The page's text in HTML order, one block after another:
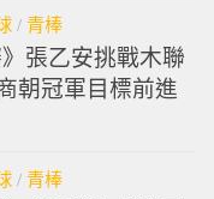
/ 青棒
張乙安挑戰木聯
朝冠軍目標前進
/ 青棒